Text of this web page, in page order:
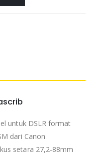
untuk DSLR format
dari Canon
setara 27,2-88mm